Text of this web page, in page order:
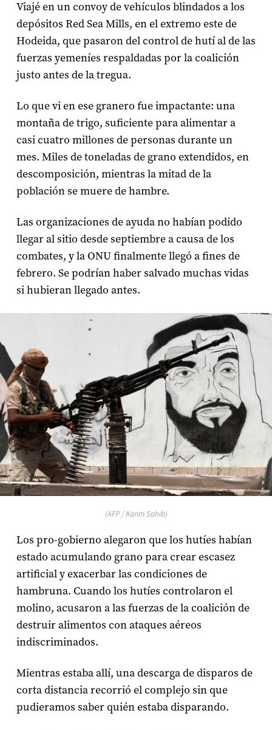
Viajé en un convoy de vehículos blindados a los
depósitos Red Sea Mills, en el extremo este de
Hodeida, que pasaron del control de hutí al de las
fuerzas yemeníes respaldadas por la coalición
justo antes de la tregua.
Lo que vi en ese granero fue impactante: una
montaña de trigo, suficiente para alimentar a
casi cuatro millones de personas durante un
mes. Miles de toneladas de grano extendidos, en
descomposición, mientras la mitad de la
población se muere de hambre.
Las organizaciones de ayuda no habían podido
llegar al sitio desde septiembre a causa de los
combates, y la ONU finalmente llegó a fines de
febrero. Se podrían haber salvado muchas vidas
si hubieran llegado antes.
(AFP / Karim Sahib)
Los pro-gobierno alegaron que los hutíes habían
estado acumulando grano para crear escasez
artificial y exacerbar las condiciones de
hambruna. Cuando los hutíes controlaron el
molino, acusaron a las fuerzas de la coalición de
destruir alimentos con ataques aéreos
indiscriminados.
Mientras estaba allí, una descarga de disparos de
corta distancia recorrió el complejo sin que
pudieramos saber quién estaba disparando.